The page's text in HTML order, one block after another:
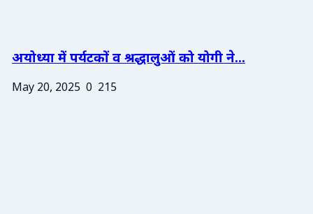
अयोध्या में पर्यटकों व श्रद्धालुओं को योगी ने...
May 20, 2025 0 215